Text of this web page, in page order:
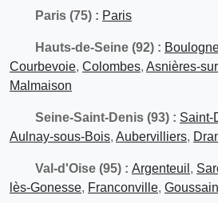
Paris (75) : Paris
Hauts-de-Seine (92) :
Courbevoie, Colombes, Asnières-
Malmaison
Seine-Saint-Denis (93) : Saint-
Aulnay-sous-Bois, Aubervilliers,
Val-d'Oise (95) : Argenteuil ,
lès-Gonesse, Franconville,